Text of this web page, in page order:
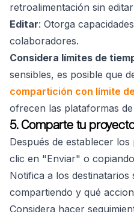
retroalimentación sin
Editar: Otorga
colaboradores.
Considera límites de
sensibles, es posible que
compartición con límite
ofrecen las plataformas
5. Comparte tu
Después de establecer
clic en "Enviar" o
Notifica a los destinatarios
compartiendo y qué
Considera hacer